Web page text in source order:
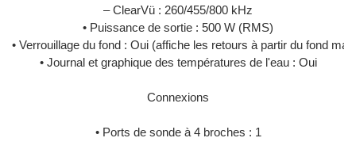
– ClearVü : 260/455/800 kHz
• Puissance de sortie : 500 W (RMS)
• Verrouillage du fond : Oui (affiche les retours à partir du fond
• Journal et graphique des températures de l'eau : Oui
Connexions
• Ports de sonde à 4 broches : 1